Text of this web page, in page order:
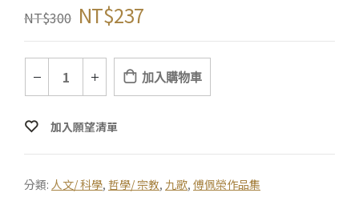
NT$300 NT$237
加入購物車
加入願望清單
分類: 人文/ 科學, 哲學/ 宗教, 九歌, 傅佩榮作品集